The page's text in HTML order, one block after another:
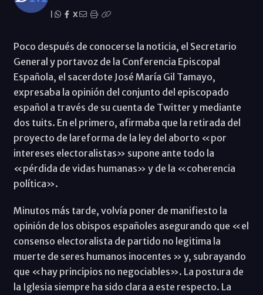
X
Poco después de conocerse la noticia, el Secretario
General y portavoz de la Conferencia Episcopal
Española, el sacerdote José María Gil Tamayo,
expresaba la opinión del conjunto del episcopado
español a través de su cuenta de Twitter y mediante
dos tuits. En el primero, afirmaba que la retirada del
proyecto de lareforma de la ley del aborto «por
intereses electoralistas» supone ante todo la
«pérdida de vidas humanas» y de la «coherencia
política».
Minutos más tarde, volvía poner de manifiesto la
opinión de los obispos españoles asegurando que «el
consenso electoralista de partido no legitima la
muerte de seres humanos inocentes » y, subrayando
que «hay principios no negociables». La postura de
la Iglesia siempre ha sido clara a este respecto. La